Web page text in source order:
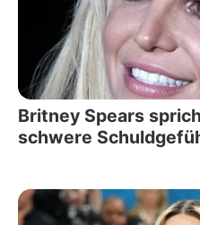
Britney Spears
schwere